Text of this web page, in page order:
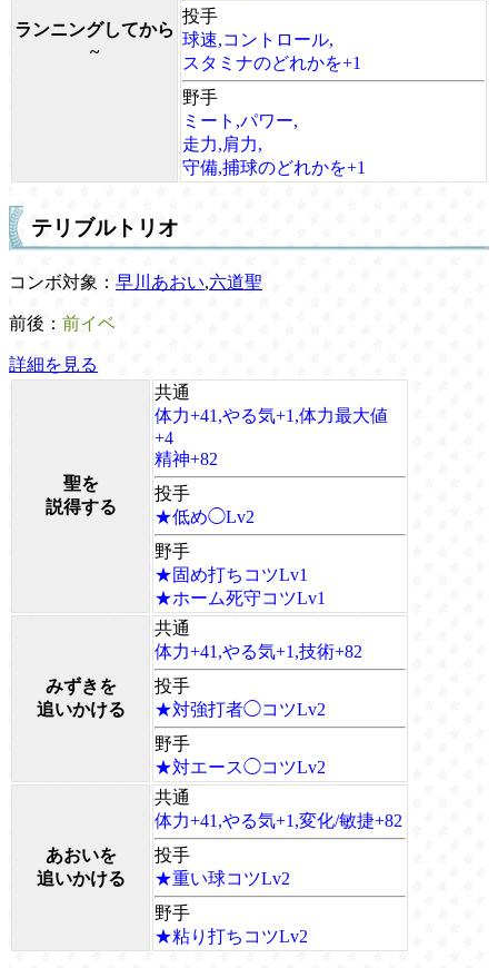
ランニングしてから
~
投手
球速,コントロール,
スタミナのどれかを+1
野手
ミート,パワー,
走力,肩力,
守備,捕球のどれかを+1
テリブルトリオ
コンボ対象： 早川あおい,六道聖
前後： 前イベ
詳細を見る
聖を
説得する
共通
体力+41,やる気+1,体力最大値
+4
精神+82
投手
★低め◯Lv2
野手
★固め打ちコツLv1
★ホーム死守コツLv1
みずきを
追いかける
共通
体力+41,やる気+1,技術+82
投手
★対強打者◯コツLv2
野手
★対エース◯コツLv2
あおいを
追いかける
共通
体力+41,やる気+1,変化/敏捷+82
投手
★重い球コツLv2
野手
★粘り打ちコツLv2